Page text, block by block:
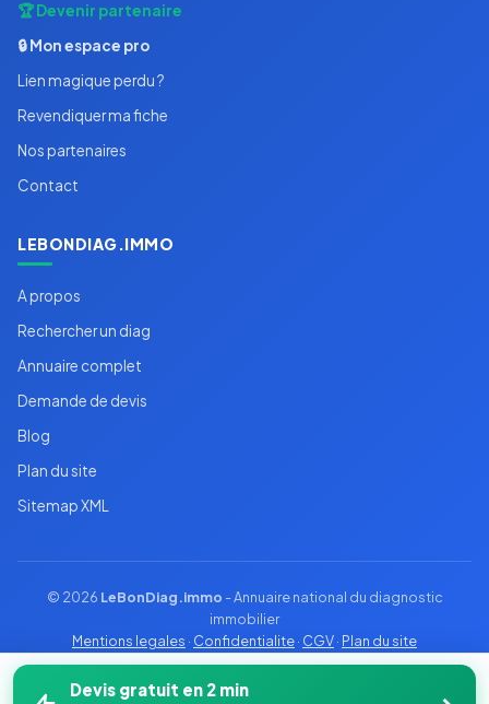
Devis gratuit en 2 min
🏆 Devenir partenaire
🔒 Mon espace pro
Lien magique perdu ?
Revendiquer ma fiche
Nos partenaires
Contact
LEBONDIAG.IMMO
A propos
Rechercher un diag
Annuaire complet
Demande de devis
Blog
Plan du site
Sitemap XML
© 2026 LeBonDiag.immo - Annuaire national du diagnostic
immobilier
Mentions legales · Confidentialite· CGV· Plan du site